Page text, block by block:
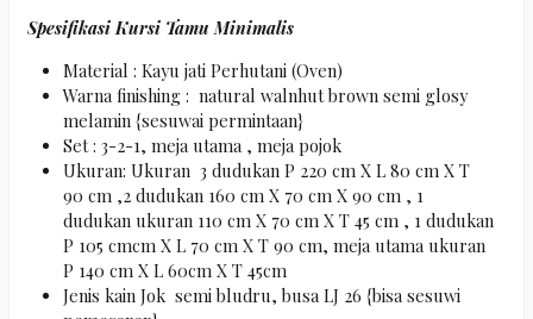
Spesifikasi Kursi Tamu Minimalis
Material : Kayu jati Perhutani (Oven)
Warna finishing : natural walnhut brown semi glosy
melamin {sesuwai permintaan}
Set : 3-2-1, meja utama , meja pojok
Ukuran: Ukuran 3 dudukan P 220 cm X L 80 cm X T
90 cm ,2 dudukan 160 cm X 70 cm X 90 cm , 1
dudukan ukuran 110 cm X 70 cm X T 45 cm , 1 dudukan
P 105 cmcm X L 70 cm X T 90 cm, meja utama ukuran
P 140 cm X L 60cm X T 45cm
Jenis kain Jok semi bludru, busa LJ 26 {bisa sesuwi